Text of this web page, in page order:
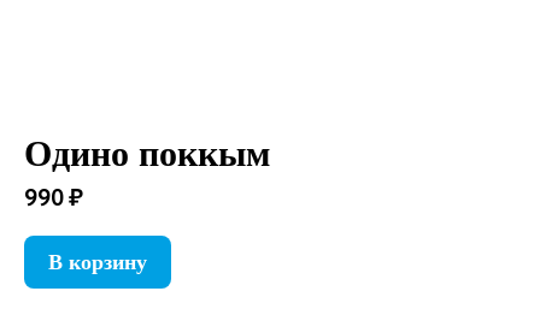
Одино поккым
990 ₽
В корзину